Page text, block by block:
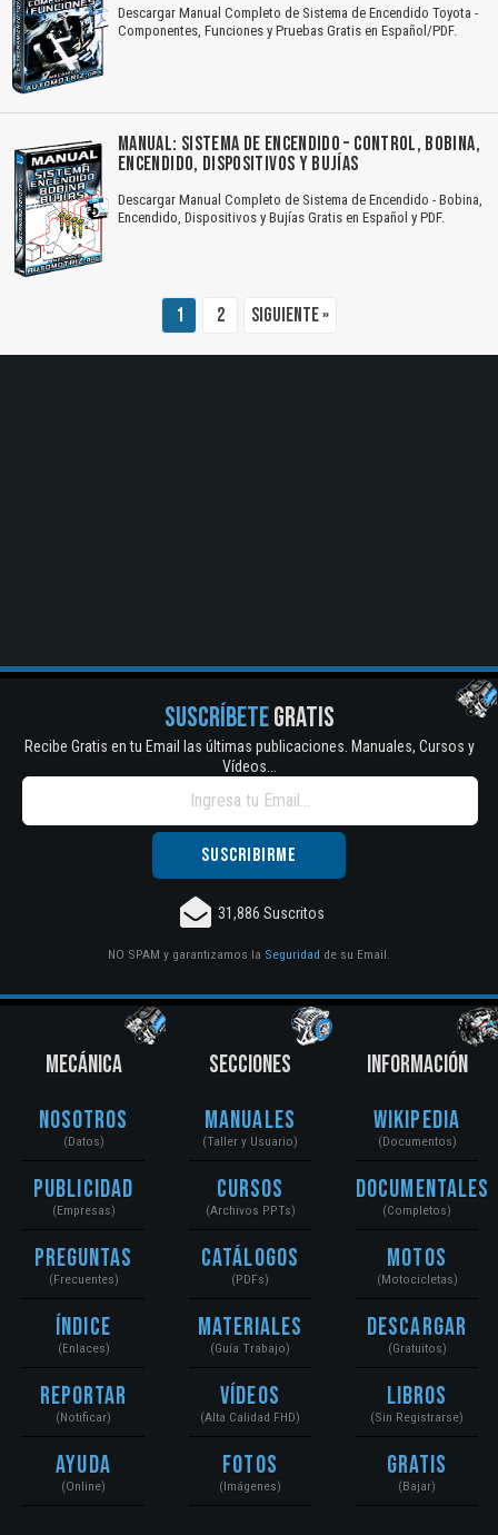
Descargar Manual Completo de Sistema de Encendido Toyota -
Componentes, Funciones y Pruebas Gratis en Español/PDF.
MANUAL: SISTEMA DE ENCENDIDO – CONTROL, BOBINA,
ENCENDIDO, DISPOSITIVOS Y BUJÍAS
Descargar Manual Completo de Sistema de Encendido - Bobina,
Encendido, Dispositivos y Bujías Gratis en Español y PDF.
1 2 Siguiente »
SUSCRÍBETEGRATIS
Recibe Gratis en tu Email las últimas publicaciones. Manuales, Cursos y
Vídeos...
31,886 Suscritos
NO SPAM y garantizamos la Seguridad de su Email.
MECÁNICA
Nosotros
(Datos)
Publicidad
(Empresas)
Preguntas
(Frecuentes)
Índice
(Enlaces)
Reportar
(Notificar)
Ayuda
(Online)
SECCIONES
Manuales
(Taller y Usuario)
Cursos
(Archivos PPTs)
Catálogos
(PDFs)
Materiales
(Guía Trabajo)
Vídeos
(Alta Calidad FHD)
Fotos
(Imágenes)
INFORMACIÓN
Wikipedia
(Documentos)
Documentales
(Completos)
Motos
(Motocicletas)
Descargar
(Gratuitos)
Libros
(Sin Registrarse)
Gratis
(Bajar)
Texto o Imagen de portada son erróneos.
No carga o no se visualiza el contenido.
Reportar otro tipo de error...